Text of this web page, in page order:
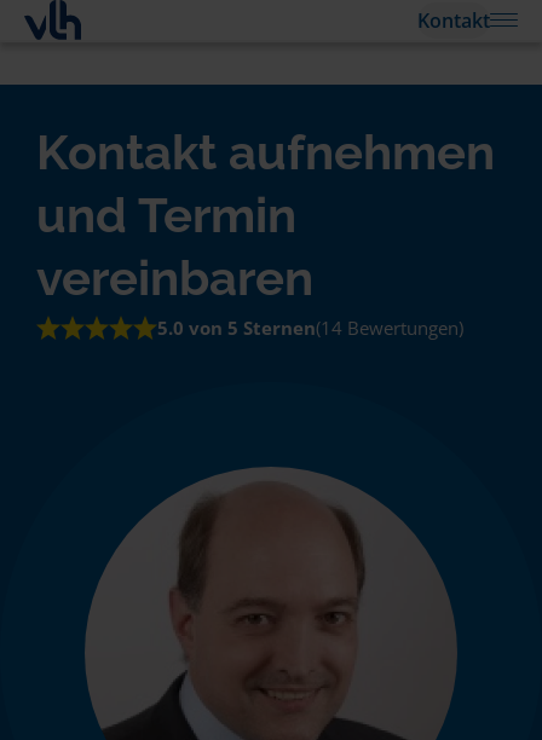
Kontakt
Kontakt aufnehmen
und Termin
vereinbaren
5.0 von 5 Sternen(14 Bewertungen)